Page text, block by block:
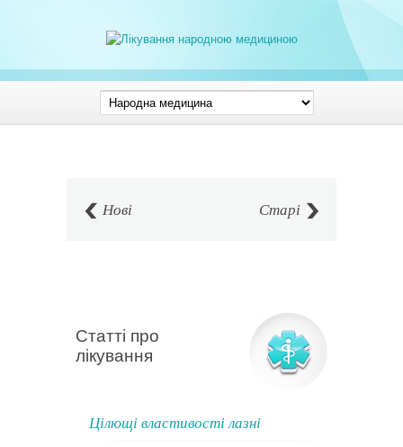
Нові Старі
Статті про
лікування
Цілющі властивості лазні